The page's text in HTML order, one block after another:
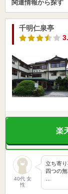
関連情報から探す
千明仁泉亭
楽
40代 女
性
立ち寄
四つの